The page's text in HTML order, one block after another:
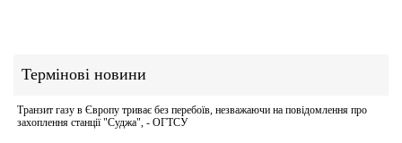
Термінові новини
Транзит газу в Європу триває без перебоїв, незважаючи на повідомлення про
захоплення станції "Суджа", - ОГТСУ